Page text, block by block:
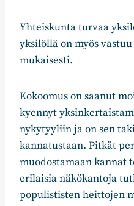
Yhteiskunta turvaa
yksilöllä on myös
mukaisesti.
Kokoomus on saanut
kyennyt
nykytyyliin ja on sen
kannatustaan. Pitkät
muodostamaan kannat
erilaisia näkökantoja
populististen heittojen